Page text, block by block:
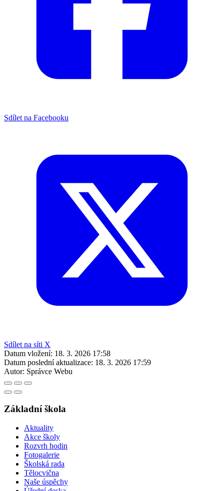
Sdílet na Facebooku
Sdílet na síti X
Datum vložení: 18. 3. 2026 17:58
Datum poslední aktualizace: 18. 3. 2026 17:59
Autor: Správce Webu
Základní škola
Aktuality
Akce školy
Rozvrh hodin
Fotogalerie
Školská rada
Tělocvična
Naše úspěchy